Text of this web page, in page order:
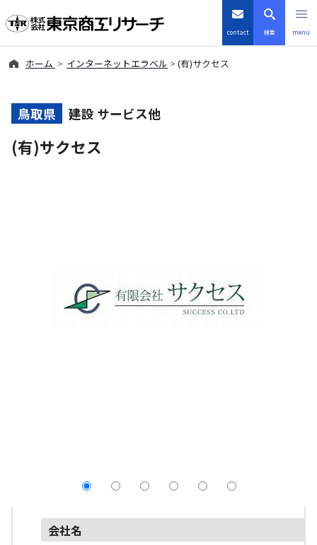
contact 検索 menu
TSRデータインサイト
導入事例
ホーム インターネットエラベル (有)サクセス
鳥取県 建設 サービス他
(有)サクセス
会社名